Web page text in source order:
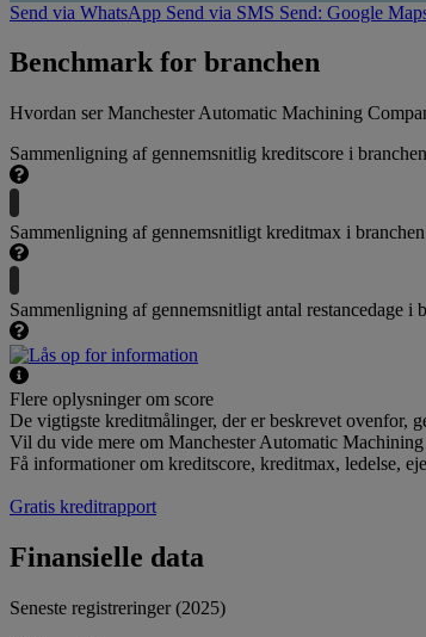
Send via WhatsApp Send via SMS Send: Google
Benchmark for branchen
Hvordan ser Manchester Automatic Machining
Sammenligning af gennemsnitlig kreditscore i branchen
Sammenligning af gennemsnitligt kreditmax i branchen
Sammenligning af gennemsnitligt antal restancedage i
Flere oplysninger om score
De vigtigste kreditmålinger, der er beskrevet ovenfor,
Vil du vide mere om Manchester Automatic
Få informationer om kreditscore, kreditmax, ledelse,
Gratis kreditrapport
Finansielle data
Seneste registreringer (2025)